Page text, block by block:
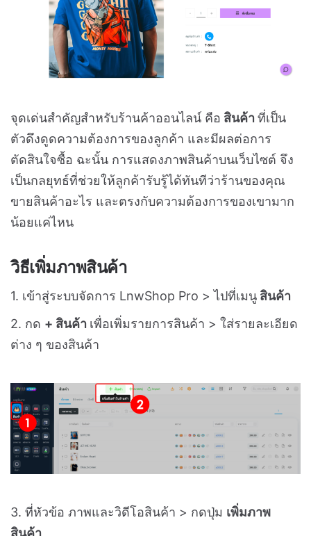
จุดเด่นสำคัญสำหรับร้านค้าออนไลน์ คือ สินค้าที่เป็น
ตัวดึงดูดความต้องการของลูกค้า และมีผลต่อการ
ตัดสินใจซื้อ ฉะนั้น การแสดงภาพสินค้าบนเว็บไซต์ จึง
เป็นกลยุทธ์ที่ช่วยให้ลูกค้ารับรู้ได้ทันทีว่าร้านของคุณ
ขายสินค้าอะไร และตรงกับความต้องการของเขามาก
น้อยแค่ไหน
วิธีเพิ่มภาพสินค้า
1. เข้าสู่ระบบจัดการ LnwShop Pro > ไปที่เมนู สินค้า
2. กด + สินค้า เพื่อเพิ่มรายการสินค้า > ใส่รายละเอียด
ต่าง ๆ ของสินค้า
3. ที่หัวข้อ ภาพและวิดีโอสินค้า > กดปุ่ม เพิ่มภาพ